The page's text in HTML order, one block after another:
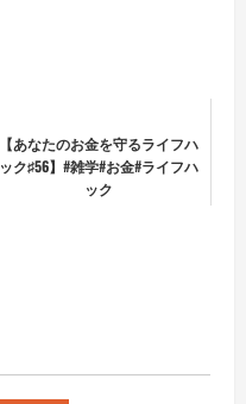
【あなたのお金を守るライフハ
ック♯56】#雑学#お金#ライフハ
ック